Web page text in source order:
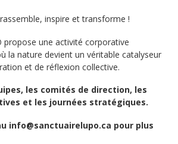
inspire et transforme !
propose une activité corporative
la nature devient un véritable catalyseur
et de réflexion collective.
les comités de direction, les
et les journées stratégiques.
info@sanctuairelupo.ca pour plus